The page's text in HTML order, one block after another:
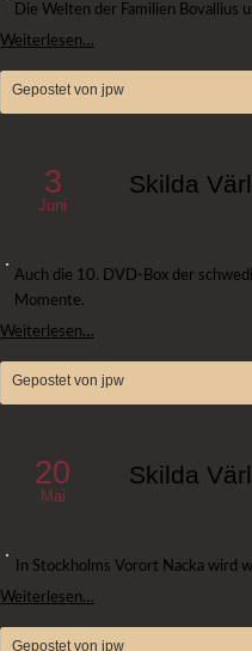
Die Welten der Familien Bovallius
Weiterlesen…
Gepostet von jpw
3
Juni
Skilda
Auch die 10. DVD-Box der
Momente.
Weiterlesen…
Gepostet von jpw
20
Mai
Skilda
In Stockholms Vorort Nacka wird
Weiterlesen…
Gepostet von jpw